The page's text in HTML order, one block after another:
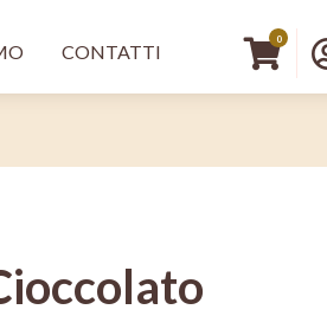
DX
CONTATTI
0